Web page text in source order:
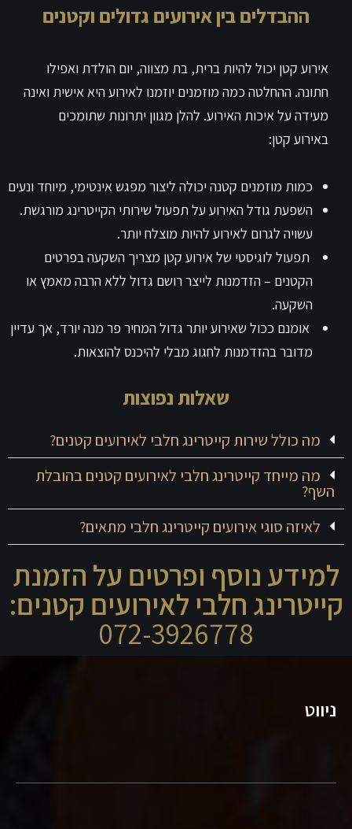
ההבדלים בין אירועים גדולים וקטנים
אירוע קטן יכול להיות ברית, בת מצווה, יום הולדת ואפילו
חתונה. ההחלטה כמה מוזמנים יוזמנו לאירוע היא אישית ואינה
מעידה על איכות האירוע. להלן מגוון יתרונות שתומכים
באירוע קטן:
כמות מוזמנים קטנה יכולה ליצור מפגש אינטימי, מיוחד ונעים
השפעת גודל האירוע על תפעול שירותי הקייטרינג מורגשת.
עשויה לגרום לאירוע להיות מוצלח יותר.
תפעול לוגיסטי של אירוע קטן מצריך השקעה בפרטים
הקטנים – הזדמנות לייצר רושם גדול ללא הרבה מאמץ או
השקעה.
אומנם ככול שאירוע יותר גדול המחיר פר מנה יורד, אך עדיין
מדובר בהזדמנות לחגוג מבלי להיכנס להוצאות.
שאלות נפוצות
מה כולל שירות קייטרינג חלבי לאירועים קטנים?
מה מייחד קייטרינג חלבי לאירועים קטנים בהובלת
השף?
לאיזה סוגי אירועים קייטרינג חלבי מתאים?
למידע נוסף ופרטים על הזמנת
קייטרינג חלבי לאירועים קטנים:
072-3926778
ניווט